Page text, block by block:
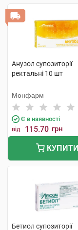
Анузол супозиторії
ректальні 10 шт
Монфарм
Є в наявності
від 115.70 грн
КУПИТИ
Бетиол супозиторії